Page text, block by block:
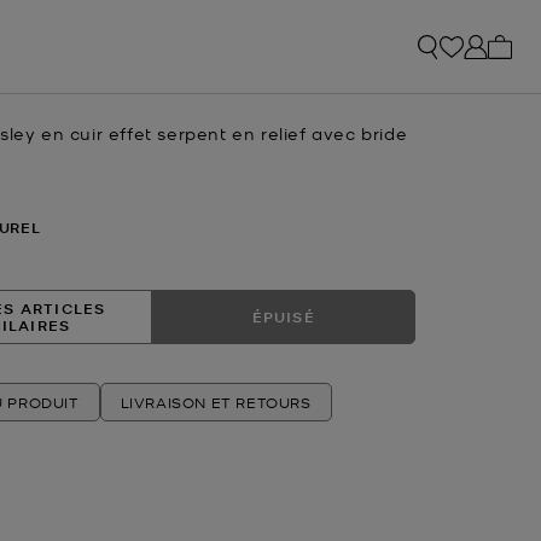
en cuir effet serpent en relief avec bride
ARTICLES
ÉPUISÉ
PRODUIT LIVRAISON ET RETOURS